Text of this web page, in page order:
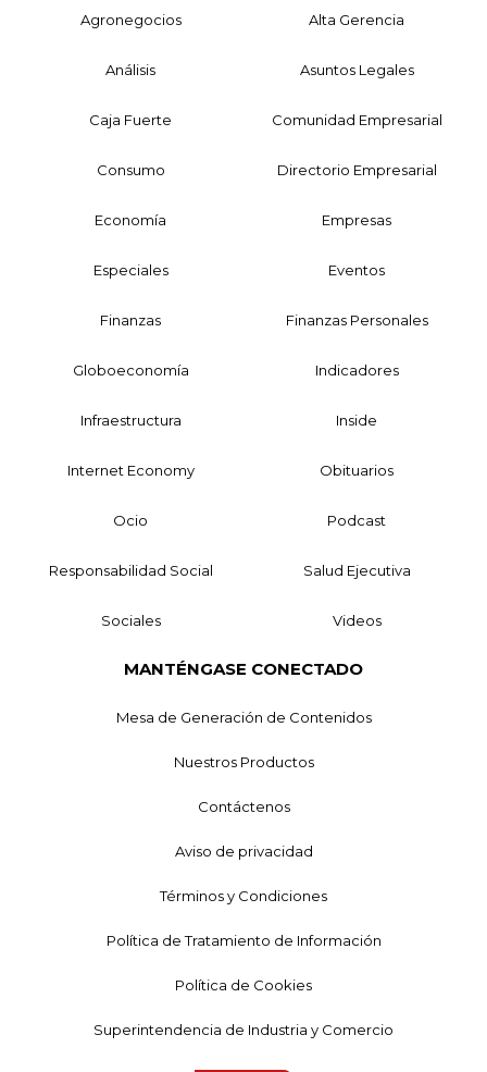
Agronegocios Alta Gerencia
Análisis Asuntos Legales
Caja Fuerte Comunidad Empresarial
Consumo Directorio Empresarial
Economía Empresas
Especiales Eventos
Finanzas Finanzas Personales
Globoeconomía Indicadores
Infraestructura Inside
Internet Economy Obituarios
Ocio Podcast
Responsabilidad Social Salud Ejecutiva
Sociales Videos
MANTÉNGASE CONECTADO
Mesa de Generación de Contenidos
Nuestros Productos
Contáctenos
Aviso de privacidad
Términos y Condiciones
Política de Tratamiento de Información
Política de Cookies
Superintendencia de Industria y Comercio